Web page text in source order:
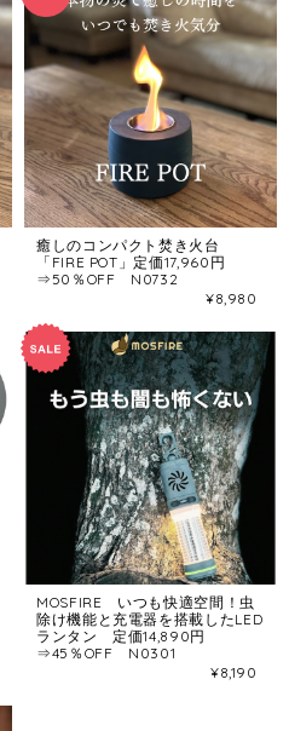
癒しのコンパクト焚き火台
「FIRE POT」定価17,960円
⇒50％OFF N0732
¥8,980
MOSFIRE いつも快適空間！虫
除け機能と充電器を搭載したLED
ランタン 定価14,890円
⇒45％OFF N0301
¥8,190